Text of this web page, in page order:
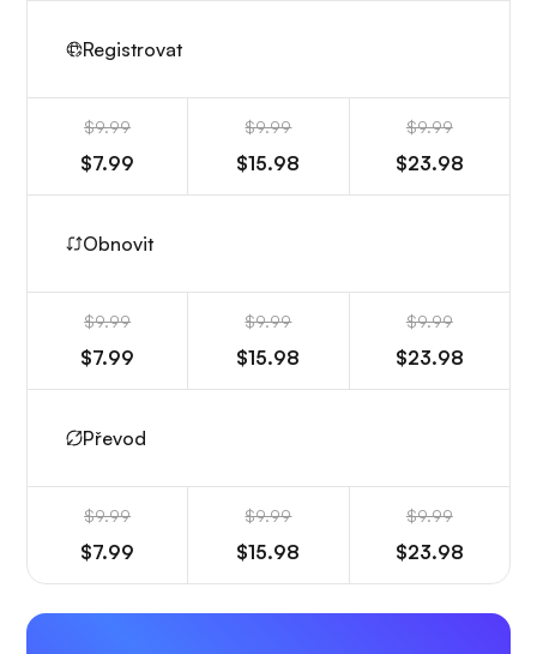
Registrovat
$9.99
$7.99
$9.99
$15.98
$9.99
$23.98
Obnovit
$9.99
$7.99
$9.99
$15.98
$9.99
$23.98
Převod
$9.99
$7.99
$9.99
$15.98
$9.99
$23.98